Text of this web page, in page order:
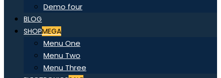
Demo four
BLOG
SHOPMEGA
Menu One
Menu Two
Menu Three